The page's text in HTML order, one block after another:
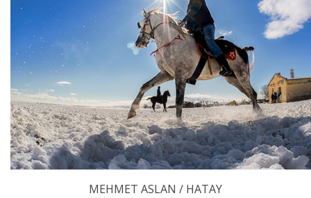
MEHMET ASLAN / HATAY